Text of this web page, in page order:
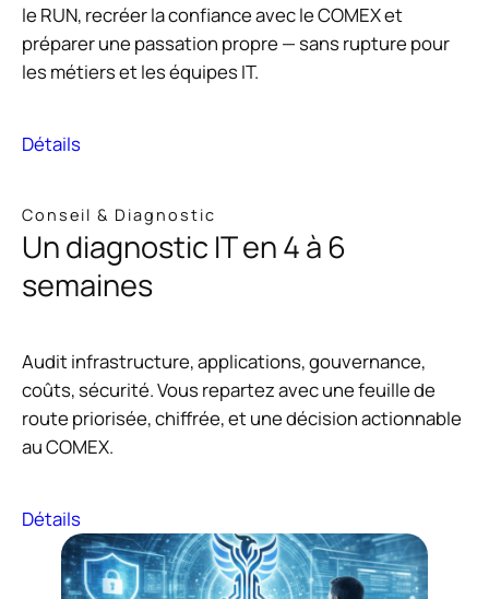
le RUN, recréer la confiance avec le COMEX et
préparer une passation propre — sans rupture pour
les métiers et les équipes IT.
Détails
Conseil & Diagnostic
Un diagnostic IT en 4 à 6
semaines
Audit infrastructure, applications, gouvernance,
coûts, sécurité. Vous repartez avec une feuille de
route priorisée, chiffrée, et une décision actionnable
au COMEX.
Détails